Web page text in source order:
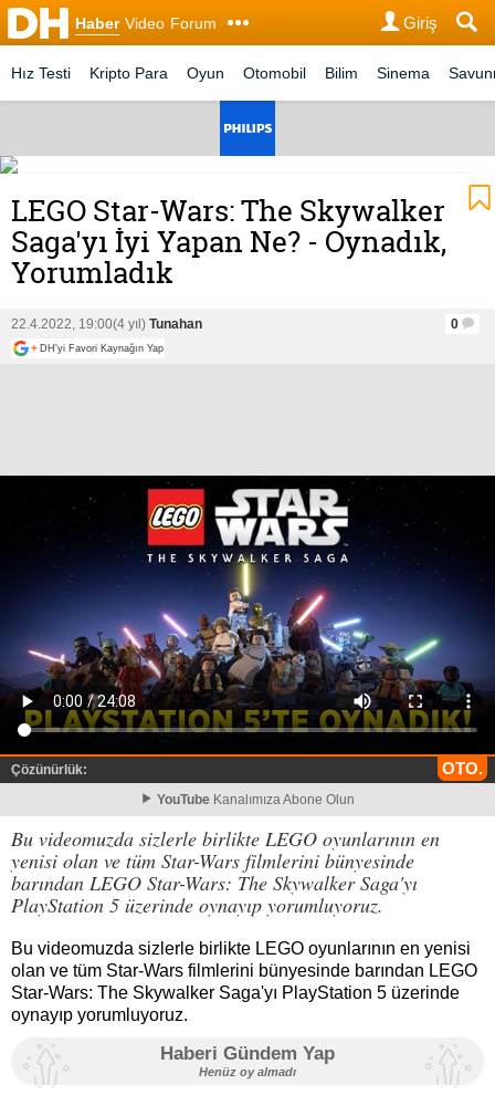
Haber Video Forum Giriş
Hız Testi Kripto Para Oyun Otomobil Bilim Sinema
LEGO Star-Wars: The Skywalker
Saga'yı İyi Yapan Ne? - Oynadık,
Yorumladık
22.4.2022, 19:00(4 yıl) Tunahan 0
+ DH'yi Favori Kaynağın Yap
Çözünürlük: OTO.
YouTube Kanalımıza Abone Olun
Bu videomuzda sizlerle birlikte LEGO oyunlarının en
yenisi olan ve tüm Star-Wars filmlerini bünyesinde
barından LEGO Star-Wars: The Skywalker Saga'yı
PlayStation 5 üzerinde oynayıp yorumluyoruz.
Bu videomuzda sizlerle birlikte LEGO oyunlarının en yenisi
olan ve tüm Star-Wars filmlerini bünyesinde barından LEGO
Star-Wars: The Skywalker Saga'yı PlayStation 5 üzerinde
oynayıp yorumluyoruz.
Haberi Gündem Yap
Henüz oy almadı